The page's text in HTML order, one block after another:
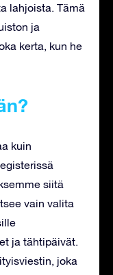
lahjoista. Tämä
ja
kerta, kun he
kuin
siitä
vain valita
ja tähtipäivät.
joka